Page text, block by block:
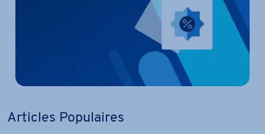
Articles Po­pu­laires